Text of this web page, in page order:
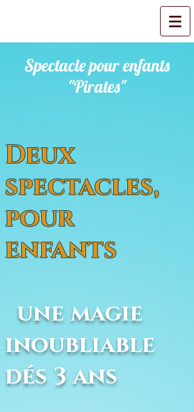
Spectacle pour enfants
"Pirates"
Deux
spectacles,
pour
enfants
une magie
inoubliable
dés 3 ans